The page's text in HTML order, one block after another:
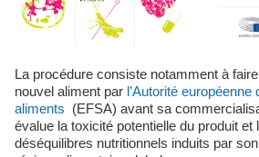
La procédure consiste notamment à faire examiner chaque
nouvel aliment par l’Autorité
aliments (EFSA) avant sa
évalue la toxicité potentielle du produit et
déséquilibres nutritionnels induits par